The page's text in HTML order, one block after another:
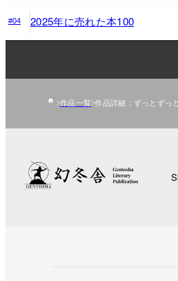
#04 2025年に売れた本100
作品一覧 作品詳細：ずっとず